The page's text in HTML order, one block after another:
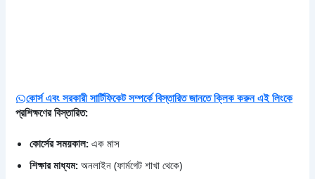
কোর্স এবং সরকারী সার্টিফিকেট সম্পর্কে বিস্তারিত জানতে ক্লিক করুন এই লিংকে
প্রশিক্ষণের বিস্তারিত:
কোর্সের সময়কাল: এক মাস
শিক্ষার মাধ্যম: অনলাইন (ফার্মগেট শাখা থেকে)